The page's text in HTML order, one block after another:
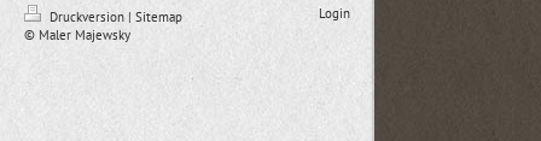
Druckversion | Sitemap
© Maler Majewsky
Login